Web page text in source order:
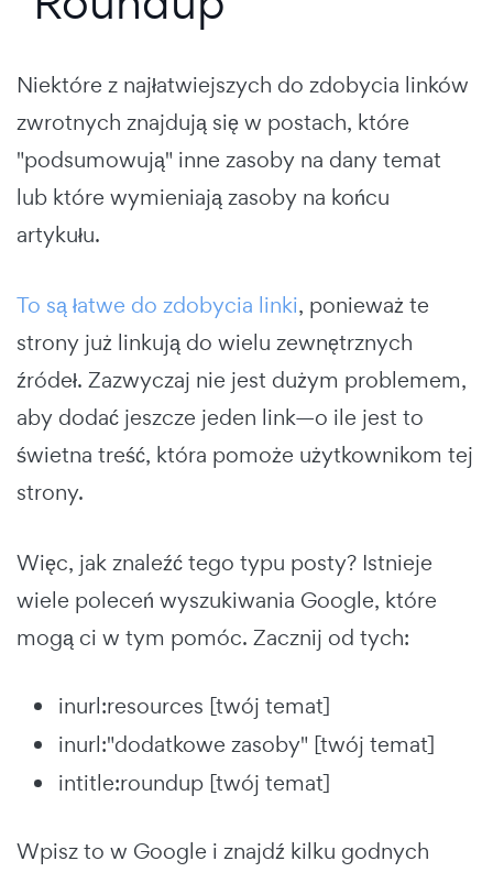
Niektóre z najłatwiejszych do zdobycia linków
zwrotnych znajdują się w postach, które
"podsumowują" inne zasoby na dany temat
lub które wymieniają zasoby na końcu
artykułu.
To są łatwe do zdobycia linki, ponieważ te
strony już linkują do wielu zewnętrznych
źródeł. Zazwyczaj nie jest dużym problemem,
aby dodać jeszcze jeden link—o ile jest to
świetna treść, która pomoże użytkownikom tej
strony.
Więc, jak znaleźć tego typu posty? Istnieje
wiele poleceń wyszukiwania Google, które
mogą ci w tym pomóc. Zacznij od tych:
inurl:resources [twój temat]
inurl:"dodatkowe zasoby" [twój temat]
intitle:roundup [twój temat]
Wpisz to w Google i znajdź kilku godnych